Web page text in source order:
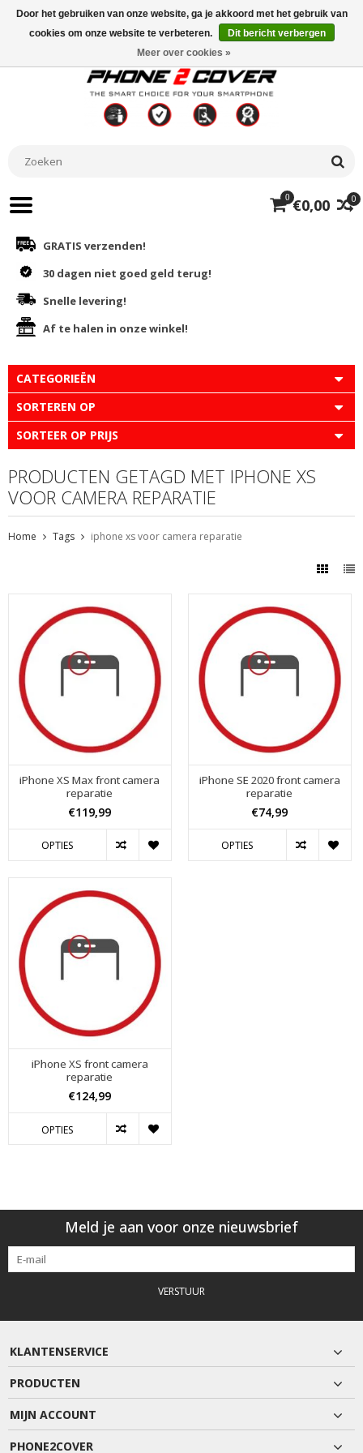
0
0 €0,00
GRATIS verzenden!
30 dagen niet goed geld terug!
Snelle levering!
Af te halen in onze winkel!
CATEGORIEËN
SORTEREN OP
SORTEER OP PRIJS
PRODUCTEN GETAGD MET IPHONE XS
VOOR CAMERA REPARATIE
Home Tags iphone xs voor camera reparatie
iPhone XS Max front camera
reparatie
€119,99
OPTIES
iPhone SE 2020 front camera
reparatie
€74,99
OPTIES
iPhone XS front camera
reparatie
€124,99
OPTIES
Meld je aan voor onze nieuwsbrief
VERSTUUR
KLANTENSERVICE
PRODUCTEN
MIJN ACCOUNT
PHONE2COVER
Door het gebruiken van onze website, ga je akkoord met het gebruik van
cookies om onze website te verbeteren.
Dit bericht verbergen
Meer over cookies »